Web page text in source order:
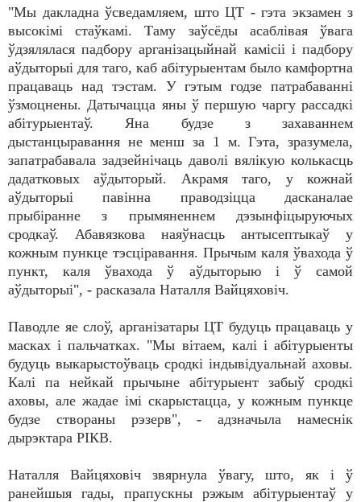
"Мы дакладна ўсведамляем, што ЦТ - гэта экзамен з
высокімі стаўкамі. Таму заўсёды асаблівая ўвага
ўдзялялася падбору арганізацыйнай камісіі і падбору
аўдыторыі для таго, каб абітурыентам было камфортна
працаваць над тэстам. У гэтым годзе патрабаванні
ўзмоцнены. Датычацца яны ў першую чаргу рассадкі
абітурыентаў. Яна будзе з захаваннем
дыстанцыравання не менш за 1 м. Гэта, зразумела,
запатрабавала задзейнічаць даволі вялікую колькасць
дадатковых аўдыторый. Акрамя таго, у кожнай
аўдыторыі павінна праводзіцца дасканалае
прыбіранне з прымяненнем дэзынфіцыруючых
сродкаў. Абавязкова наяўнасць антысептыкаў у
кожным пункце тэсціравання. Прычым каля ўвахода ў
пункт, каля ўвахода ў аўдыторыю і ў самой
аўдыторыі", - расказала Наталля Вайцяховіч.
Паводле яе слоў, арганізатары ЦТ будуць працаваць у
масках і пальчатках. "Мы вітаем, калі і абітурыенты
будуць выкарыстоўваць сродкі індывідуальнай аховы.
Калі па нейкай прычыне абітурыент забыў сродкі
аховы, але жадае імі скарыстацца, у кожным пункце
будзе створаны рэзерв", - адзначыла намеснік
дырэктара РІКВ.
Наталля Вайцяховіч звярнула ўвагу, што, як і ў
ранейшыя гады, прапускны рэжым абітурыентаў у